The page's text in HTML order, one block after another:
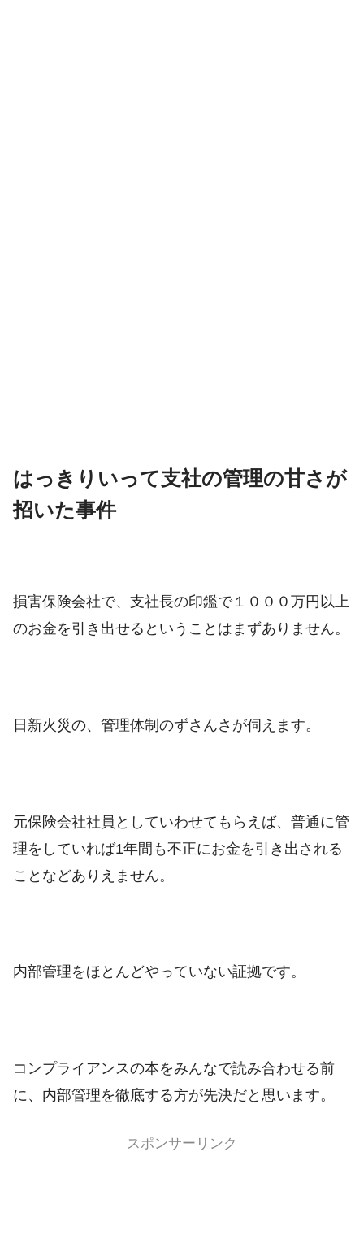
はっきりいって支社の管理の甘さが
招いた事件
損害保険会社で、支社長の印鑑で１０００万円以上
のお金を引き出せるということはまずありません。
日新火災の、管理体制のずさんさが伺えます。
元保険会社社員としていわせてもらえば、普通に管
理をしていれば1年間も不正にお金を引き出される
ことなどありえません。
内部管理をほとんどやっていない証拠です。
コンプライアンスの本をみんなで読み合わせる前
に、内部管理を徹底する方が先決だと思います。
スポンサーリンク